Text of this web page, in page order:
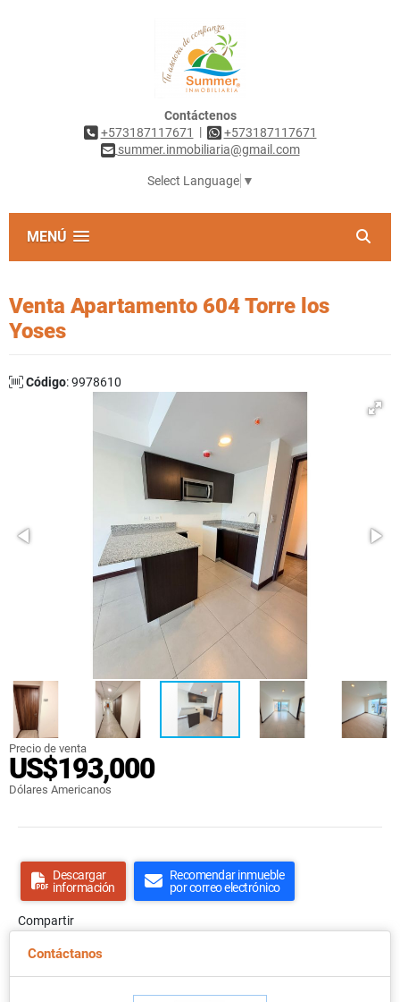
Contáctenos
+573187117671
|
+573187117671
summer.inmobiliaria@gmail.com
Select Language ▼
MENÚ
Venta Apartamento 604 Torre los
Yoses
Código: 9978610
Precio de venta
US$193,000
Dólares Americanos
Descargar
información
Recomendar inmueble
por correo electrónico
Compartir
Contáctanos